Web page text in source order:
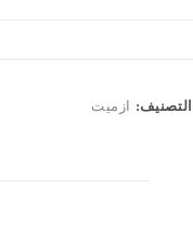
التصنيف: ازميت